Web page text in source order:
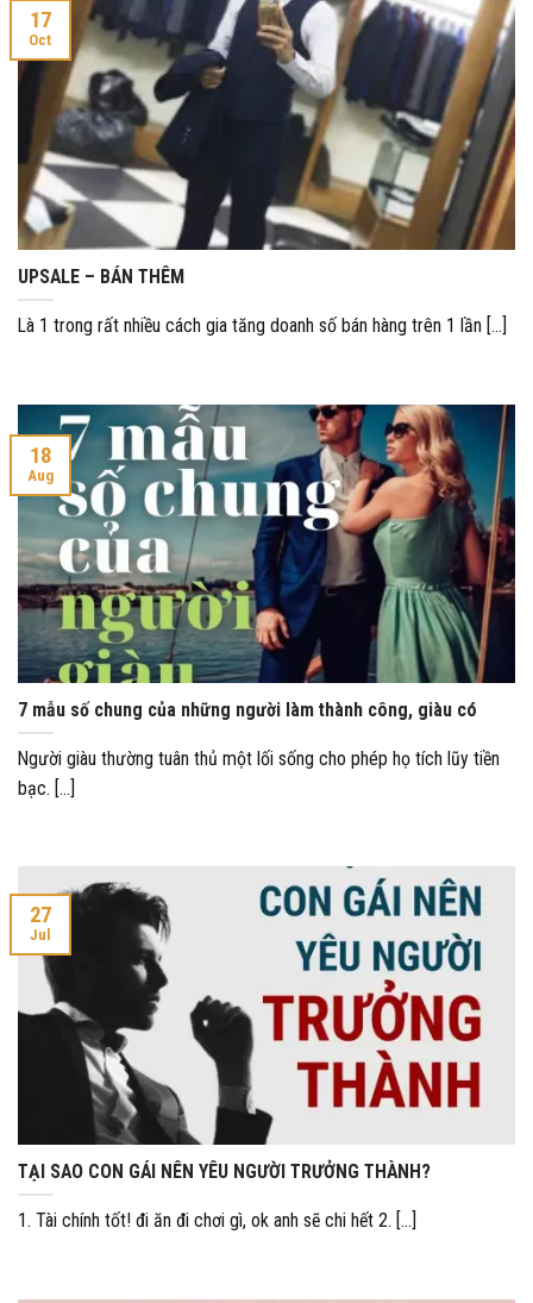
UPSALE – BÁN THÊM
Là 1 trong rất nhiều cách gia tăng doanh số bán hàng trên 1 lần [...]
17
Oct
7 mẫu số chung của những người làm thành công, giàu có
Người giàu thường tuân thủ một lối sống cho phép họ tích lũy tiền
bạc. [...]
18
Aug
TẠI SAO CON GÁI NÊN YÊU NGƯỜI TRƯỞNG THÀNH?
1. Tài chính tốt! đi ăn đi chơi gì, ok anh sẽ chi hết 2. [...]
27
Jul